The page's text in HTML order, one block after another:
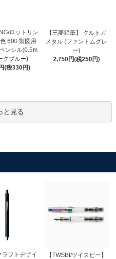
ロットリン
600 製図用
ンシル(0.5m
クブルー)
(税330円)
【三菱鉛筆】 クルトガ
メタル (ファントムグレ
ー)
2,750円(税250円)
と見る
ラフトデザイ
【TWSBI/ツイスビー】